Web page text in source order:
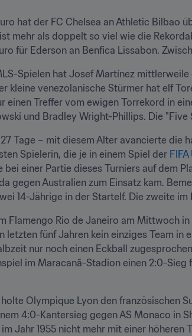
hat der FC Chelsea an Athletic Bilbao
mehr als doppelt so viel wie die
für Ederson an Benfica Lissabon.
Spielen hat Josef Martínez
kleine venezolanische Stürmer hat elf
einen Treffer vom ewigen Torrekord in
und Bradley Wright-Phillips. Die "Five
Tage – mit diesem Alter avancierte die
Spielerin, die je in einem Spiel der
bei einer Partie dieses Turniers auf dem
gegen Australien zum Einsatz kam.
14-Jährige in der Startelf. Die zweite
Flamengo Rio de Janeiro am Mittwoch
letzten fünf Jahren kein einziges Team
nur noch einen Eckball
im Maracanã-Stadion einen 2:0-
Olympique Lyon den französischen
4:0-Kantersieg gegen AS Monaco in
Jahr 1955 nicht mehr mit einer